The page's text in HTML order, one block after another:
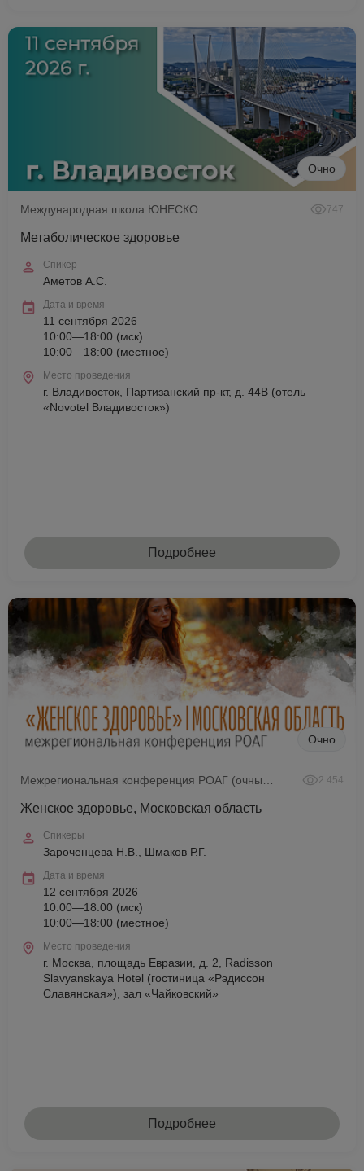
Очно
Международная школа ЮНЕСКО 747
Метаболическое здоровье
Спикер
Аметов А.С.
Дата и время
11 сентября 2026
10:00—18:00 (мск)
10:00—18:00 (местное)
Место проведения
г. Владивосток, Партизанский пр-кт, д. 44В (отель
«Novotel Владивосток»)
Подробнее
Очно
2 454
Женское здоровье, Московская область
Спикеры
Зароченцева Н.В., Шмаков Р.Г.
Дата и время
12 сентября 2026
10:00—18:00 (мск)
10:00—18:00 (местное)
Место проведения
г. Москва, площадь Евразии, д. 2, Radisson
Slavyanskaya Hotel (гостиница «Рэдиссон
Славянская»), зал «Чайковский»
Подробнее